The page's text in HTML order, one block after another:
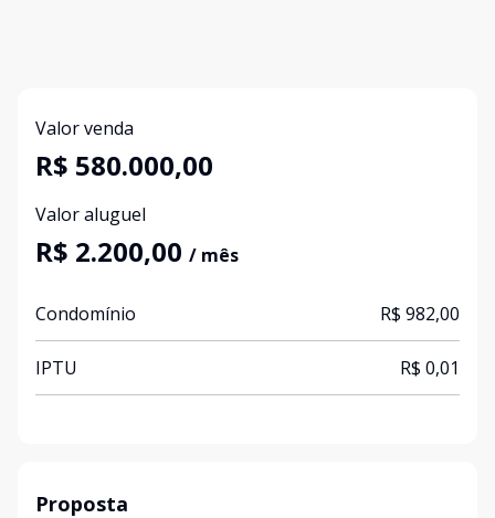
Valor venda
R$ 580.000,00
Valor aluguel
R$ 2.200,00 / mês
Condomínio R$ 982,00
IPTU R$ 0,01
Proposta